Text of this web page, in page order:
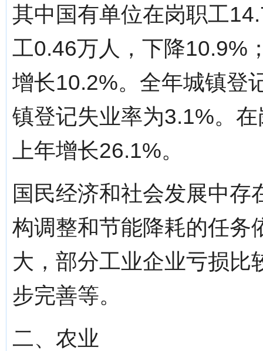
其中国有单位在岗职工
工0.46万人，下降10.9%
增长10.2%。全年城镇登
镇登记失业率为3.1%。
上年增长26.1%。
国民经济和社会发展中
构调整和节能降耗的任务
大，部分工业企业亏损比
步完善等。
二、农业